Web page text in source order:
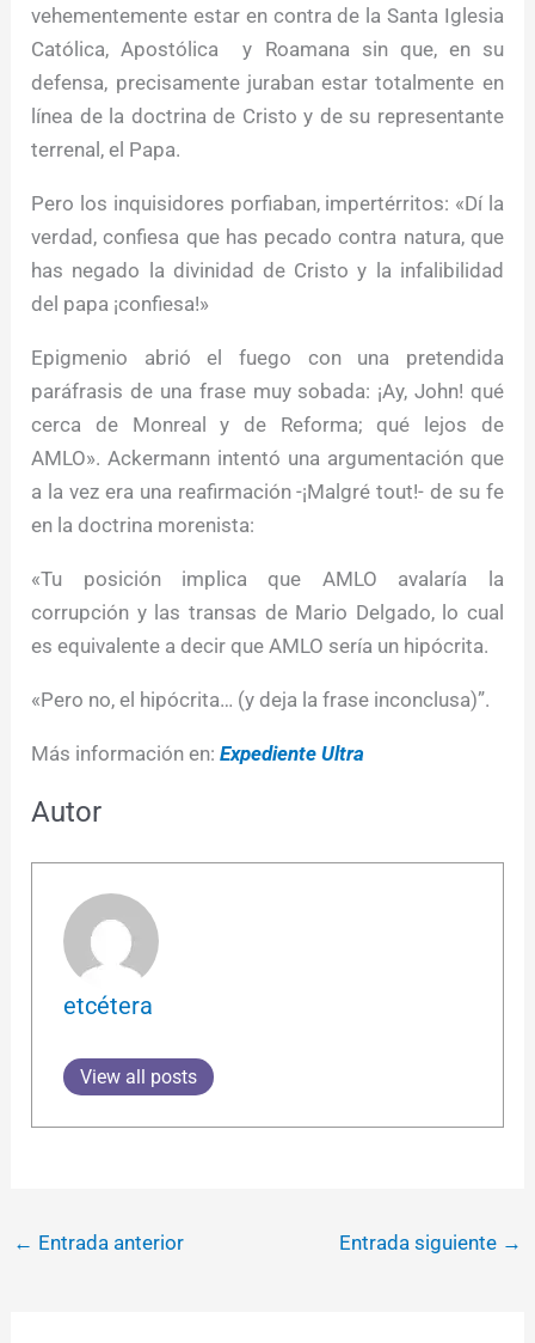
vehementemente estar en contra de la Santa Iglesia
Católica, Apostólica y Roamana sin que, en su
defensa, precisamente juraban estar totalmente en
línea de la doctrina de Cristo y de su representante
terrenal, el Papa.
Pero los inquisidores porfiaban, impertérritos: «Dí la
verdad, confiesa que has pecado contra natura, que
has negado la divinidad de Cristo y la infalibilidad
del papa ¡confiesa!»
Epigmenio abrió el fuego con una pretendida
paráfrasis de una frase muy sobada: ¡Ay, John! qué
cerca de Monreal y de Reforma; qué lejos de
AMLO». Ackermann intentó una argumentación que
a la vez era una reafirmación -¡Malgré tout!- de su fe
en la doctrina morenista:
«Tu posición implica que AMLO avalaría la
corrupción y las transas de Mario Delgado, lo cual
es equivalente a decir que AMLO sería un hipócrita.
«Pero no, el hipócrita… (y deja la frase inconclusa)”.
Más información en:Expediente Ultra
Autor
etcétera
View all posts
← Entrada anterior Entrada siguiente →